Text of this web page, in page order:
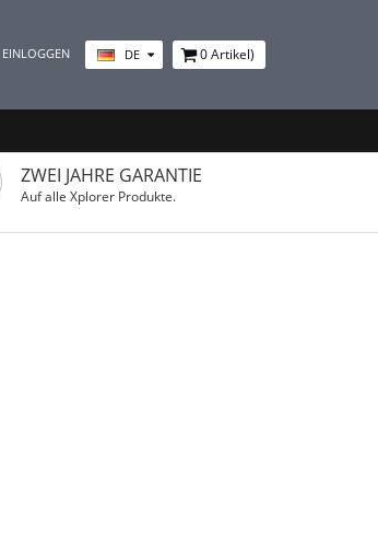
EINLOGGEN DE 0Artikel)
ZWEI JAHRE GARANTIE
Auf alle Xplorer Produkte.